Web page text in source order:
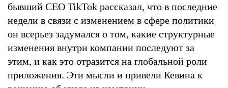
бывший CEO TikTok рассказал, что в последние
недели в связи с изменением в сфере политики
он всерьез задумался о том, какие структурные
изменения внутри компании последуют за
этим, и как это отразится на глобальной роли
приложения. Эти мысли и привели Кевина к